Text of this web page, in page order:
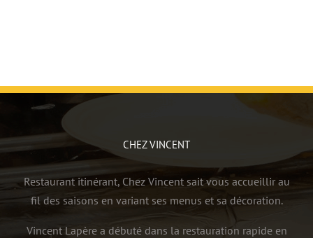
CHEZ VINCENT
Restaurant itinérant, Chez Vincent sait vous accueillir au
fil des saisons en variant ses menus et sa décoration.
Vincent Lapère a débuté dans la restauration rapide en